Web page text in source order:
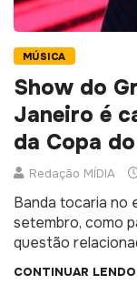
MÚSICA
Show do
Janeiro é
da Copa
Redação MÍDIA
Banda tocaria no
setembro, como
questão
CONTINUAR LENDO